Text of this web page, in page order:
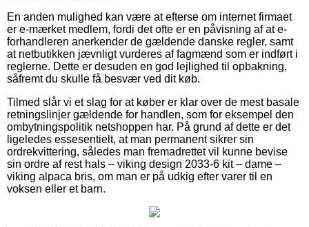
En anden mulighed kan være at efterse om internet firmaet
er e-mærket medlem, fordi det ofte er en påvisning af at e-
forhandleren anerkender de gældende danske regler, samt
at netbutikken jævnligt vurderes af fagmænd som er indført i
reglerne. Dette er desuden en god lejlighed til opbakning,
såfremt du skulle få besvær ved dit køb.
Tilmed slår vi et slag for at køber er klar over de mest basale
retningslinjer gældende for handlen, som for eksempel den
ombytningspolitik netshoppen har. På grund af dette er det
ligeledes essesentielt, at man permanent sikrer sin
ordrekvittering, således man fremadrettet vil kunne bevise
sin ordre af rest hals – viking design 2033-6 kit – dame –
viking alpaca bris, om man er på udkig efter varer til en
voksen eller et barn.